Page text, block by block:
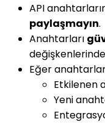
API
paylaşmayın.
Anahtarları
Eğer
Etkilenen
Yeni